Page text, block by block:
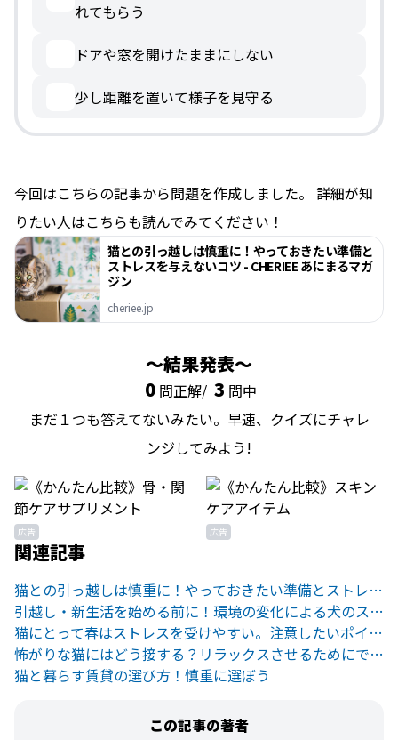
れてもらう
ドアや窓を開けたままにしない
少し距離を置いて様子を見守る
今回はこちらの記事から問題を作成しました。 詳細が知
りたい人はこちらも読んでみてください！
猫との引っ越しは慎重に！やっておきたい準備と
ストレスを与えないコツ - CHERIEE あにまるマガ
ジン
cheriee.jp
結果発表
0 問正解/ 3 問中
まだ１つも答えてないみたい。早速、クイズにチャレ
ンジしてみよう!
広告 広告
関連記事
猫との引っ越しは慎重に！やっておきたい準備とストレスを与えないコツ
引越し・新生活を始める前に！環境の変化による犬のストレスの対処法
猫にとって春はストレスを受けやすい。注意したいポイントまとめ
怖がりな猫にはどう接する？リラックスさせるためにできること
猫と暮らす賃貸の選び方！慎重に選ぼう
この記事の著者